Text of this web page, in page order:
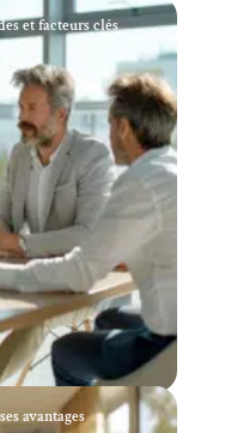
et facteurs clés
avantages